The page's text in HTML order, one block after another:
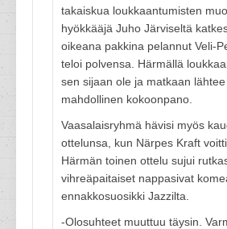
takaiskua loukkaantumisten
hyökkääjä Juho Järviseltä
oikeana pakkina pelannut Veli-
teloi polvensa. Härmällä
sen sijaan ole ja matkaan
mahdollinen kokoonpano.
Vaasalaisryhmä hävisi myös
ottelunsa, kun Närpes Kraft
Härmän toinen ottelu sujui
vihreäpaitaiset nappasivat
ennakkosuosikki Jazzilta.
-Olosuhteet muuttuu täysin.